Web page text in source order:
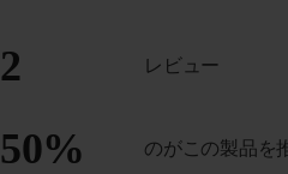
2 レビュー
50% のがこの製品を